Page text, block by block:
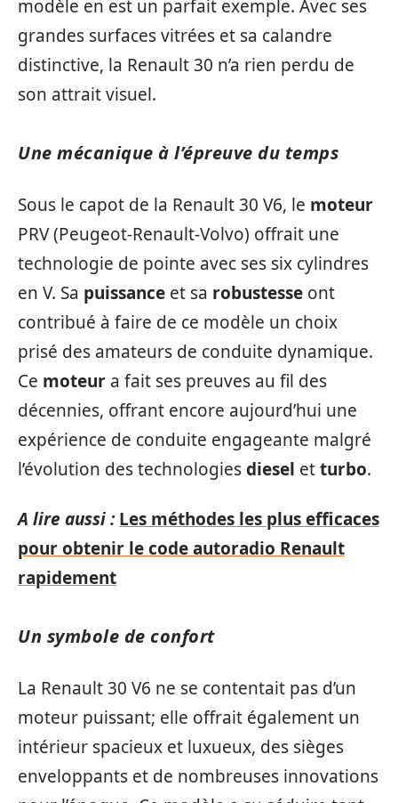
modèle en est un parfait exemple. Avec ses
grandes surfaces vitrées et sa calandre
distinctive, la Renault 30 n’a rien perdu de
son attrait visuel.
Une mécanique à l’épreuve du temps
Sous le capot de la Renault 30 V6, le moteur
PRV (Peugeot-Renault-Volvo) offrait une
technologie de pointe avec ses six cylindres
en V. Sa puissance et sa robustesse ont
contribué à faire de ce modèle un choix
prisé des amateurs de conduite dynamique.
Ce moteur a fait ses preuves au fil des
décennies, offrant encore aujourd’hui une
expérience de conduite engageante malgré
l’évolution des technologiesdiesel etturbo.
A lire aussi : Les méthodes les plus efficaces
pour obtenir le code autoradio Renault
rapidement
Un symbole de confort
La Renault 30 V6 ne se contentait pas d’un
moteur puissant; elle offrait également un
intérieur spacieux et luxueux, des sièges
enveloppants et de nombreuses innovations